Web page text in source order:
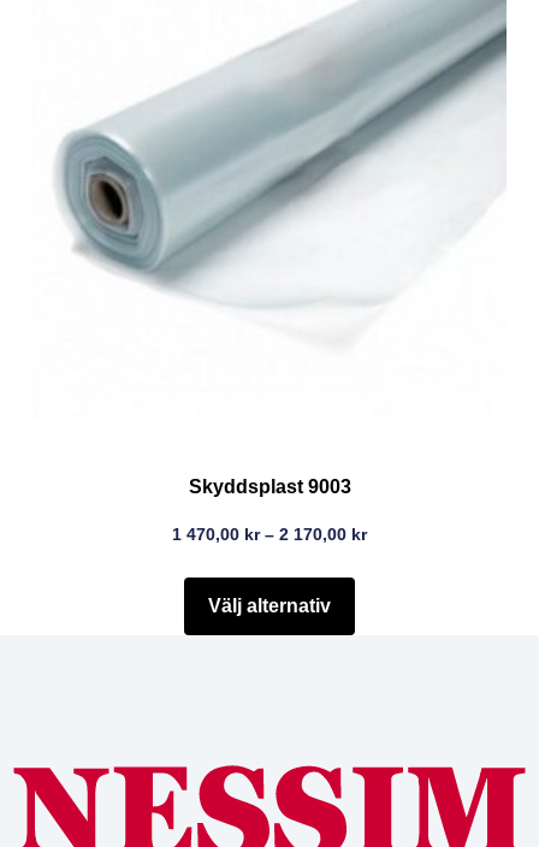
Skyddsplast 9003
1 470,00 kr – 2 170,00 kr
Välj alternativ